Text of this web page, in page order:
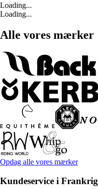
Loading...
Loading...
Alle vores mærker
Opdag alle vores mærker
Kundeservice i Frankrig